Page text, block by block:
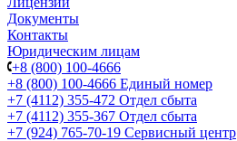
Документы
Контакты
Юридическим лицам
+8 (800) 100-4666
+8 (800) 100-4666 Единый номер
+7 (4112) 355-472 Отдел сбыта
+7 (4112) 355-367 Отдел сбыта
+7 (924) 765-70-19 Сервисный центр